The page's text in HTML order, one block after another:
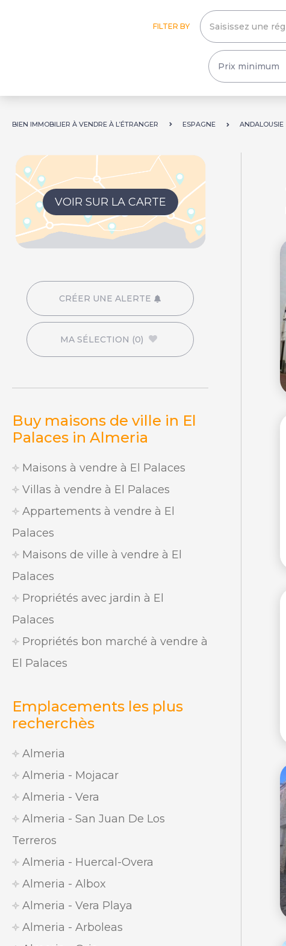
FILTER BY
BIEN IMMOBILIER À VENDRE À L’ÉTRANGER ESPAGNE ANDALOUSIE
VOIR SUR LA CARTE
CRÉER UNE ALERTE
MA SÉLECTION (0)
Buy maisons de ville in El
Palaces in Almeria
Maisons à vendre à El Palaces
Villas à vendre à El Palaces
Appartements à vendre à El
Palaces
Maisons de ville à vendre à El
Palaces
Propriétés avec jardin à El
Palaces
Propriétés bon marché à vendre à
El Palaces
Emplacements les plus
recherchès
Almeria
Almeria - Mojacar
Almeria - Vera
Almeria - San Juan De Los
Terreros
Almeria - Huercal-Overa
Almeria - Albox
Almeria - Vera Playa
Almeria - Arboleas